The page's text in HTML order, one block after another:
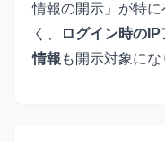
情報の開示」が特
く、
ログイン時の
情報 も開示対象にな